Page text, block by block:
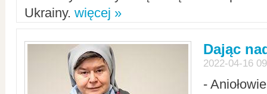
Ukrainy. więcej »
Dając
2022-04-16
-